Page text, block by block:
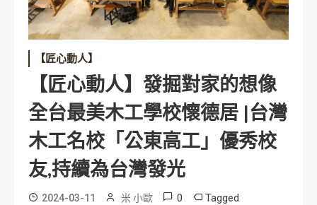
【匠心動人】
【匠心動人】發掘對家的想像
全台最美木工學校懷德居 |台灣
木工名校「公東高工」優秀校
友,持續為台灣發光
2024-03-11 米 小歐 0 Tagged